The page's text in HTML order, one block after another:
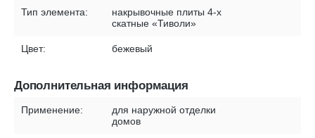
Тип элемента:
накрывочные плиты 4-х
скатные «Тиволи»
Цвет: бежевый
Дополнительная информация
Применение:
для наружной отделки
домов